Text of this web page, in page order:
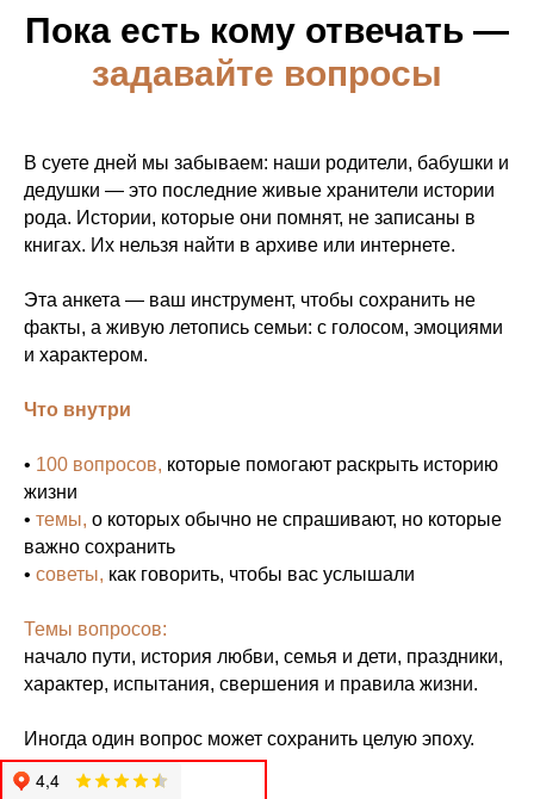
Пока есть кому отвечать —
задавайте вопросы
В суете дней мы забываем: наши родители, бабушки и
дедушки — это последние живые хранители истории
рода. Истории, которые они помнят, не записаны в
книгах. Их нельзя найти в архиве или интернете.
Эта анкета — ваш инструмент, чтобы сохранить не
факты, а живую летопись семьи: с голосом, эмоциями
и характером.
Что внутри
• 100 вопросов, которые помогают раскрыть историю
жизни
• темы, о которых обычно не спрашивают, но которые
важно сохранить
• советы, как говорить, чтобы вас услышали
Темы вопросов:
начало пути, история любви, семья и дети, праздники,
характер, испытания, свершения и правила жизни.
Иногда один вопрос может сохранить целую эпоху.